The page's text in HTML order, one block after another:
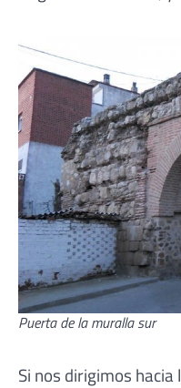
Puerta de la muralla sur
Si nos dirigimos